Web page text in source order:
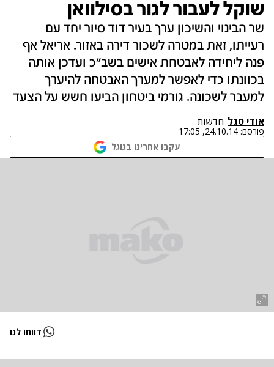
שוקל לעבור לגור בסילוואן
שר הבינוי והשיכון ערך בעיר דוד סיור יחד עם
רעייתו, זאת במטרה לשכור דירה באזור. אריאל אף
פנה ליחידה לאבטחת אישים בשב"כ ועדכן אותה
בכוונתו כדי לאפשר למערך האבטחה להיערך
למעבר לשכונה. גורמי ביטחון הביעו חשש על הצעד
אודי סגל חדשות
פורסם: 24.10.14, 17:05
עקבו אחרינו בגוגל
דווחו לנו